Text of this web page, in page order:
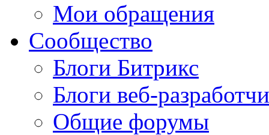
Мои обращения
Сообщество
Блоги Битрикс
Блоги веб-
Общие форумы